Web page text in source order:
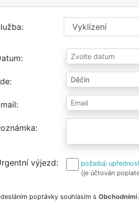
výjezd
požaduji
(je účtován
poptávky souhlasím s Obchodními